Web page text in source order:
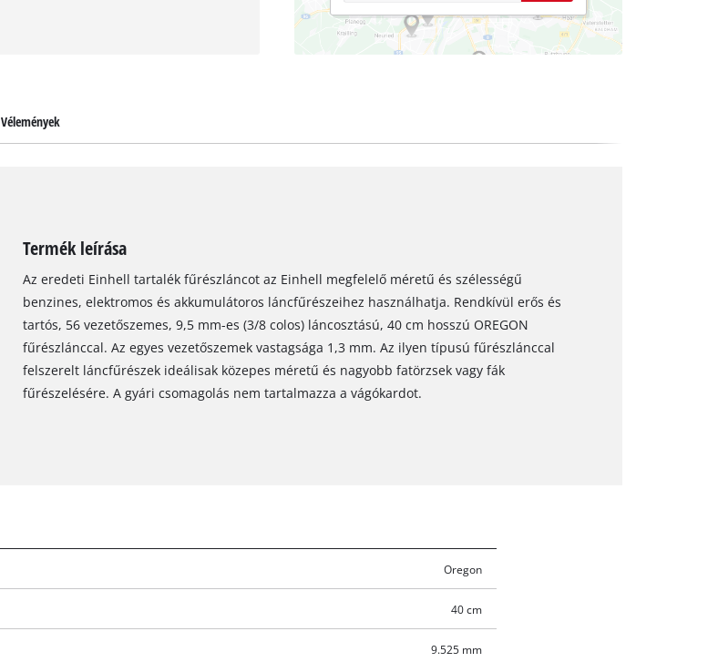
Vélemények
Termék leírása
Az eredeti Einhell tartalék fűrészláncot az Einhell megfelelő méretű és szélességű
benzines, elektromos és akkumulátoros láncfűrészeihez használhatja. Rendkívül erős és
tartós, 56 vezetőszemes, 9,5 mm-es (3/8 colos) láncosztású, 40 cm hosszú OREGON
fűrészlánccal. Az egyes vezetőszemek vastagsága 1,3 mm. Az ilyen típusú fűrészlánccal
felszerelt láncfűrészek ideálisak közepes méretű és nagyobb fatörzsek vagy fák
fűrészelésére. A gyári csomagolás nem tartalmazza a vágókardot.
Oregon
40 cm
9.525 mm